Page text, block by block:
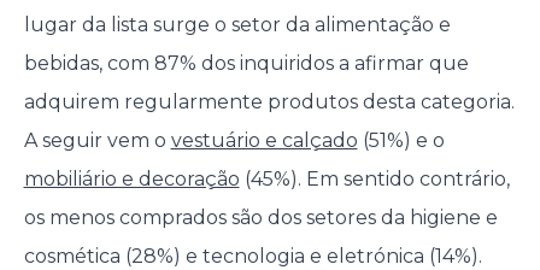
lugar da lista surge o setor da alimentação e
bebidas, com 87% dos inquiridos a afirmar que
adquirem regularmente produtos desta categoria.
A seguir vem o vestuário e calçado (51%) e o
mobiliário e decoração (45%). Em sentido contrário,
os menos comprados são dos setores da higiene e
cosmética (28%) e tecnologia e eletrónica (14%).